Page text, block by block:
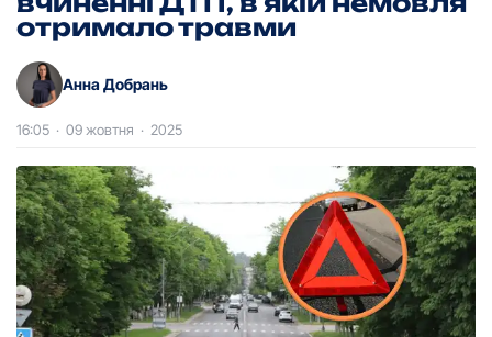
отримало травми
Анна Добрань
16:05 · 09 жовтня · 2025